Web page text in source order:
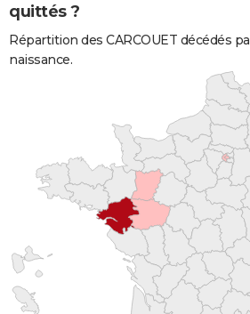
quittés ?
Répartition des CARCOUET décédés
naissance.